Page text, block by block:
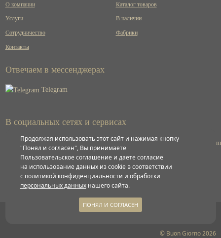
О компании
Услуги
Сотрудничество
Контакты
Каталог товаров
В наличии
Фабрики
Отвечаем в мессенджерах
Telegram
В социальных сетях и сервисах
ВКонтакте
Яндекс
© Buon Giorno 2026
Продолжая использовать этот сайт и нажимая кнопку
"Понял и согласен", Вы принимаете
Пользовательское соглашение и даете согласие
на использование данных из cookie в соответствии
с политикой конфиденциальности и обработки
персональных данныхнашего сайта.
ПОНЯЛ И СОГЛАСЕН